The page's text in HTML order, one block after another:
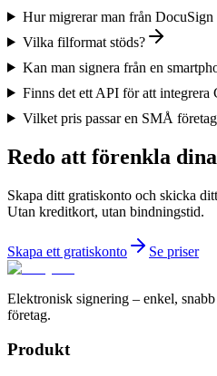
Hur migrerar man från DocuSign
Vilka filformat stöds?
Kan man signera från en
Finns det ett API för att integrera
Vilket pris passar en SMÅ
Redo att förenkla
Skapa ditt gratiskonto och skicka
Utan kreditkort, utan bindningstid.
Skapa ett gratiskonto Se priser
Elektronisk signering – enkel,
företag.
Produkt